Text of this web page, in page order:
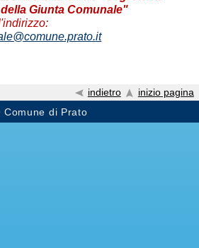
Giunta Comunale"
indietro
inizio pagina
Comune di Prato